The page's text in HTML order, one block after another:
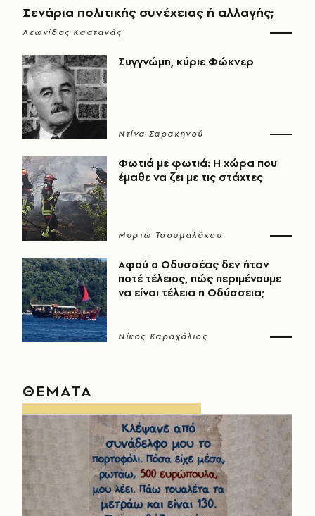
Σενάρια πολιτικής συνέχειας ή αλλαγής;
Λεωνίδας Καστανάς
Συγγνώμη, κύριε Φώκνερ
Ντίνα Σαρακηνού
Φωτιά με φωτιά: Η χώρα που
έμαθε να ζει με τις στάχτες
Μυρτώ Τσουμαλάκου
Αφού ο Οδυσσέας δεν ήταν
ποτέ τέλειος, πώς περιμένουμε
να είναι τέλεια η Οδύσσεια;
Νίκος Καραχάλιος
ΘΕΜΑΤΑ